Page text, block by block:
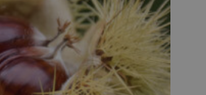
L’agriculture à l’ère du changement
climatique
Dossier L’agriculture à l’ère
du changement climatique